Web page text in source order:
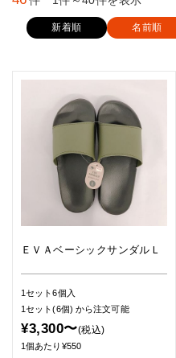
新着順 名前順
ＥＶＡベーシックサンダルＬ
1セット6個入
1セット(6個) から注文可能
¥3,300〜(税込)
1個あたり¥550